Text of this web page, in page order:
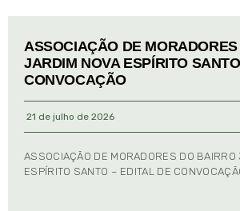
ASSOCIAÇÃO DE
JARDIM NOVA ESPÍRITO
CONVOCAÇÃO
21 de julho de 2026
ASSOCIAÇÃO DE MORADORES DO BAIRRO
ESPÍRITO SANTO – EDITAL DE